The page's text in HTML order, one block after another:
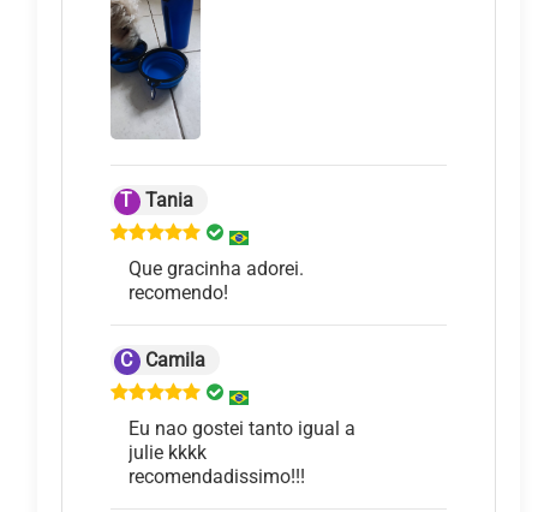
T Tania
Que gracinha adorei.
recomendo!
C Camila
Eu nao gostei tanto igual a
julie kkkk
recomendadissimo!!!